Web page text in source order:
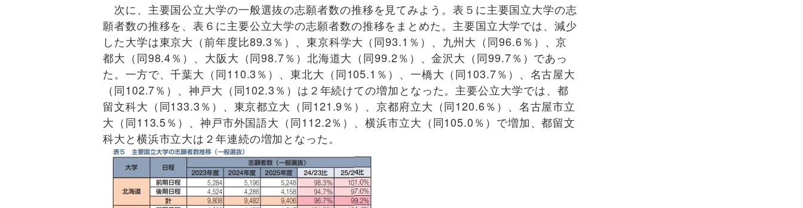
次に、主要国公立大学の一般選抜の志願者数の推移を見てみよう。表５に主要国立大学の志
願者数の推移を、表６に主要公立大学の志願者数の推移をまとめた。主要国立大学では、減少
した大学は東京大（前年度比89.3％）、東京科学大（同93.1％）、九州大（同96.6％）、京
都大（同98.4％）、大阪大（同98.7％）北海道大（同99.2％）、金沢大（同99.7％）であっ
た。一方で、千葉大（同110.3％）、東北大（同105.1％）、一橋大（同103.7％）、名古屋大
（同102.7％）、神戸大（同102.3％）は２年続けての増加となった。主要公立大学では、都
留文科大（同133.3％）、東京都立大（同121.9％）、京都府立大（同120.6％）、名古屋市立
大（同113.5％）、神戸市外国語大（同112.2％）、横浜市立大（同105.0％）で増加、都留文
科大と横浜市立大は２年連続の増加となった。